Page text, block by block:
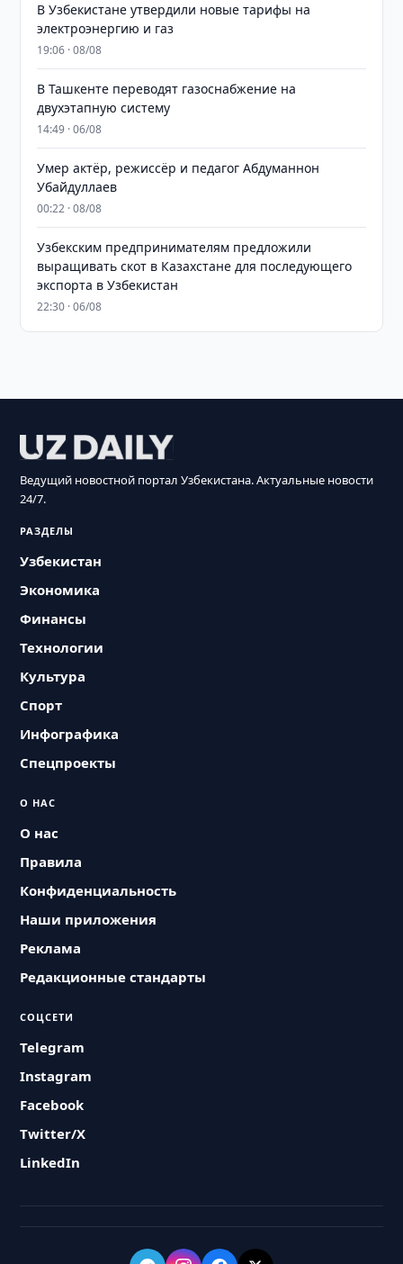
В Узбекистане утвердили новые тарифы на
электроэнергию и газ
19:06 · 08/08
В Ташкенте переводят газоснабжение на
двухэтапную систему
14:49 · 06/08
Умер актёр, режиссёр и педагог Абдуманнон
Убайдуллаев
00:22 · 08/08
Узбекским предпринимателям предложили
выращивать скот в Казахстане для последующего
экспорта в Узбекистан
22:30 · 06/08
Ведущий новостной портал Узбекистана. Актуальные новости
24/7.
РАЗДЕЛЫ
Узбекистан
Экономика
Финансы
Технологии
Культура
Спорт
Инфографика
Спецпроекты
О НАС
О нас
Правила
Конфиденциальность
Наши приложения
Реклама
Редакционные стандарты
СОЦСЕТИ
Telegram
Instagram
Facebook
Twitter/X
LinkedIn